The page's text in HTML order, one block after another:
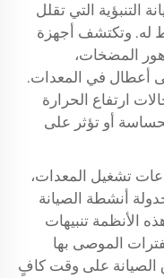
التنبؤية التي تقلل
له. وتكتشف أجهزة
المضخات،
أعطال في المعدات.
ارتفاع الحرارة
أو تؤثر على
تشغيل المعدات،
أنشطة الصيانة
الأنظمة تنبيهات
الموصى بها
الصيانة على وقت كافٍ